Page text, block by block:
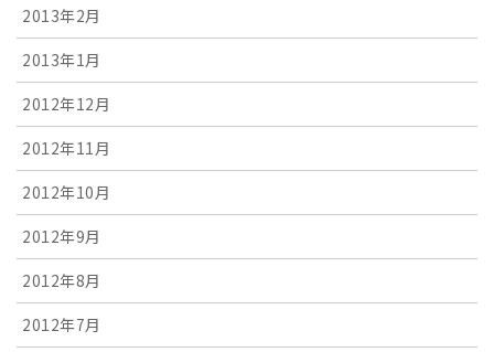
2013年2月
2013年1月
2012年12月
2012年11月
2012年10月
2012年9月
2012年8月
2012年7月